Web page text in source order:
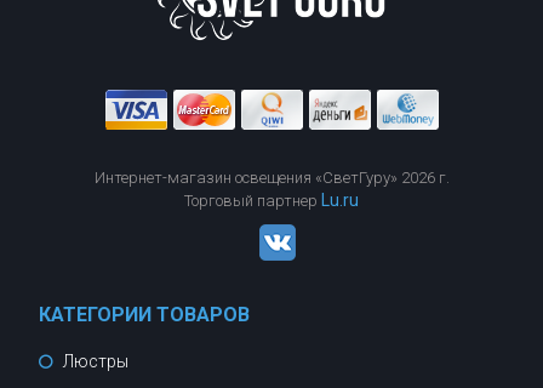
Интернет-магазин освещения «СветГуру» 2026 г.
Торговый партнер Lu.ru
КАТЕГОРИИ ТОВАРОВ
Люстры